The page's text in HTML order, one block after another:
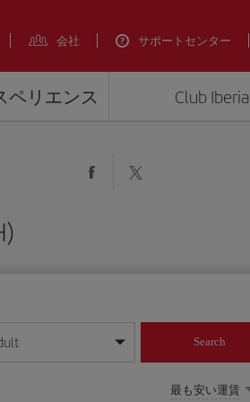
会社 サポートセンター
ペリエンス Club Iberia
ください
Search
最も安い運賃